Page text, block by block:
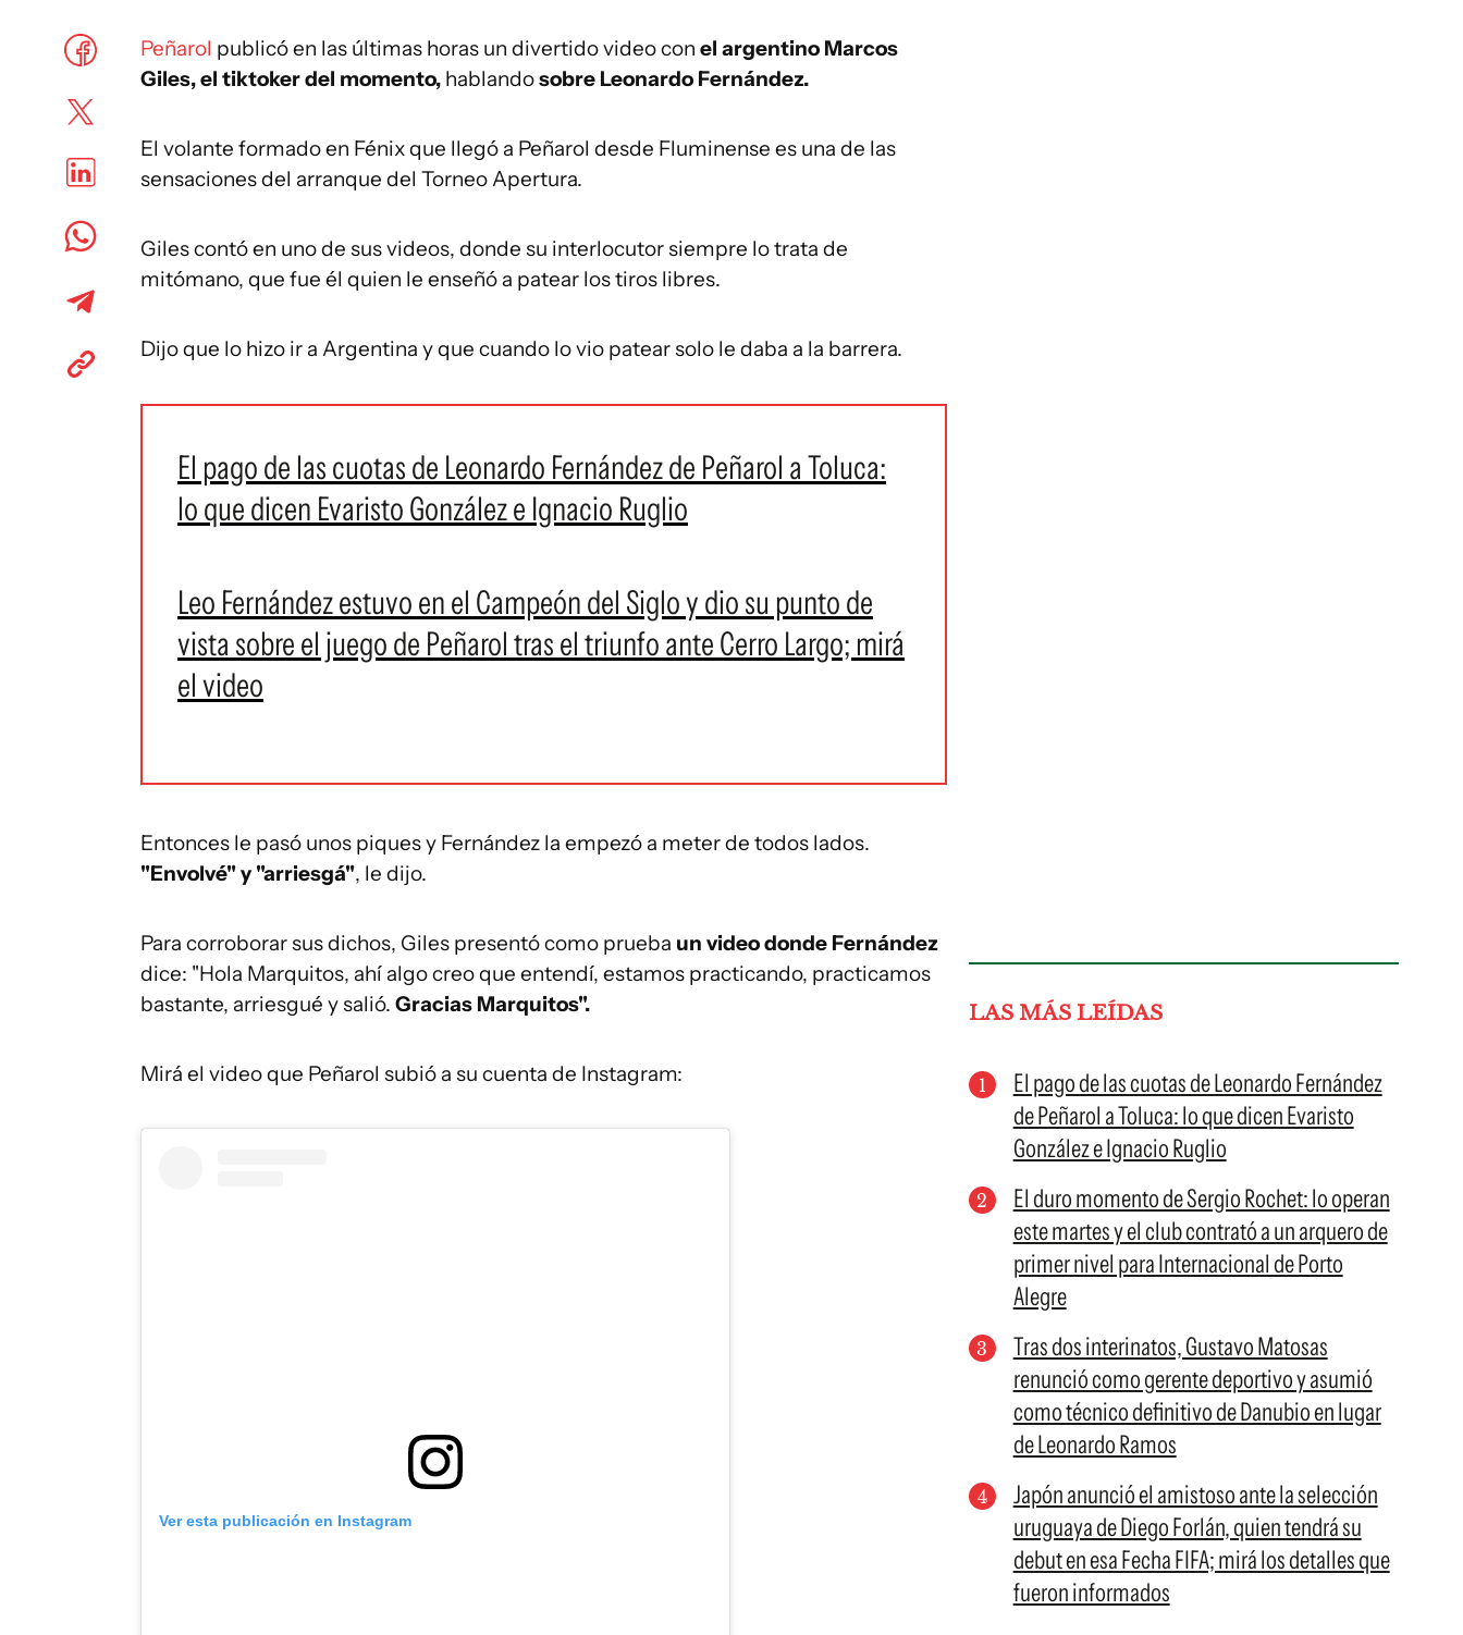
Peñarol publicó en las últimas horas un divertido video con el argentino Marcos
Giles, el tiktoker del momento, hablandosobre Leonardo Fernández.
El volante formado en Fénix que llegó a Peñarol desde Fluminense es una de las
sensaciones del arranque del Torneo Apertura.
Giles contó en uno de sus videos, donde su interlocutor siempre lo trata de
mitómano, que fue él quien le enseñó a patear los tiros libres.
Dijo que lo hizo ir a Argentina y que cuando lo vio patear solo le daba a la barrera.
El pago de las cuotas de Leonardo Fernández de Peñarol a Toluca:
lo que dicen Evaristo González e Ignacio Ruglio
Leo Fernández estuvo en el Campeón del Siglo y dio su punto de
vista sobre el juego de Peñarol tras el triunfo ante Cerro Largo; mirá
el video
Entonces le pasó unos piques y Fernández la empezó a meter de todos lados.
"Envolvé" y "arriesgá", le dijo.
Para corroborar sus dichos, Giles presentó como prueba un video donde Fernández
dice: "Hola Marquitos, ahí algo creo que entendí, estamos practicando, practicamos
bastante, arriesgué y salió. Gracias Marquitos".
Mirá el video que Peñarol subió a su cuenta de Instagram:
Ver esta publicación en Instagram
LAS MÁS LEÍDAS
El pago de las cuotas de Leonardo Fernández
de Peñarol a Toluca: lo que dicen Evaristo
González e Ignacio Ruglio
El duro momento de Sergio Rochet: lo operan
este martes y el club contrató a un arquero de
primer nivel para Internacional de Porto
Alegre
Tras dos interinatos, Gustavo Matosas
renunció como gerente deportivo y asumió
como técnico definitivo de Danubio en lugar
de Leonardo Ramos
Japón anunció el amistoso ante la selección
uruguaya de Diego Forlán, quien tendrá su
debut en esa Fecha FIFA; mirá los detalles que
fueron informados